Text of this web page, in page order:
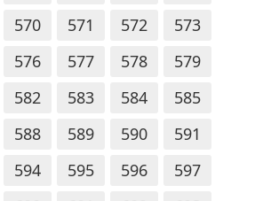
570 571 572
573
576 577 578
579
582 583 584
585
588 589 590
591
594 595 596
597